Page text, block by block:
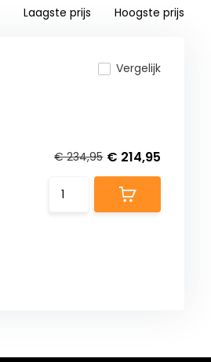
Laagste prijs Hoogste prijs
Vergelijk
€ 234,95 € 214,95